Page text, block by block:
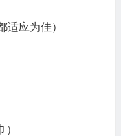
适应为佳）